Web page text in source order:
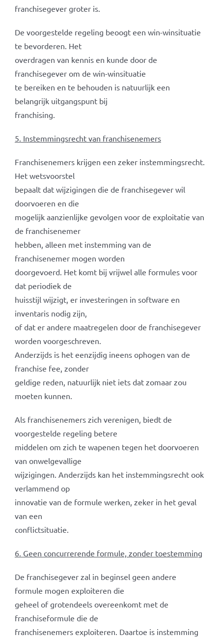
franchisegever groter is.
De voorgestelde regeling beoogt een win-winsituatie
te bevorderen. Het
overdragen van kennis en kunde door de
franchisegever om de win-winsituatie
te bereiken en te behouden is natuurlijk een
belangrijk uitgangspunt bij
franchising.
5. Instemmingsrecht van franchisenemers
Franchisenemers krijgen een zeker instemmingsrecht.
Het wetsvoorstel
bepaalt dat wijzigingen die de franchisegever wil
doorvoeren en die
mogelijk aanzienlijke gevolgen voor de exploitatie van
de franchisenemer
hebben, alleen met instemming van de
franchisenemer mogen worden
doorgevoerd. Het komt bij vrijwel alle formules voor
dat periodiek de
huisstijl wijzigt, er investeringen in software en
inventaris nodig zijn,
of dat er andere maatregelen door de franchisegever
worden voorgeschreven.
Anderzijds is het eenzijdig ineens ophogen van de
franchise fee, zonder
geldige reden, natuurlijk niet iets dat zomaar zou
moeten kunnen.
Als franchisenemers zich verenigen, biedt de
voorgestelde regeling betere
middelen om zich te wapenen tegen het doorvoeren
van onwelgevallige
wijzigingen. Anderzijds kan het instemmingsrecht ook
verlammend op
innovatie van de formule werken, zeker in het geval
van een
conflictsituatie.
6. Geen concurrerende formule, zonder toestemming
De franchisegever zal in beginsel geen andere
formule mogen exploiteren die
geheel of grotendeels overeenkomt met de
franchiseformule die de
franchisenemers exploiteren. Daartoe is instemming